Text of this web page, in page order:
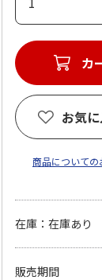
カ
お気
商品についての
在庫：在庫あり
販売期間